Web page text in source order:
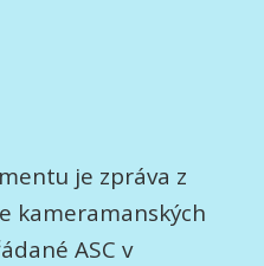
je zpráva z
kameramanských
ASC v